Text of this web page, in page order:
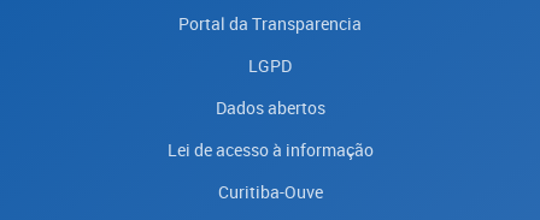
Portal da Transparencia
LGPD
Dados abertos
Lei de acesso à informação
Curitiba-Ouve